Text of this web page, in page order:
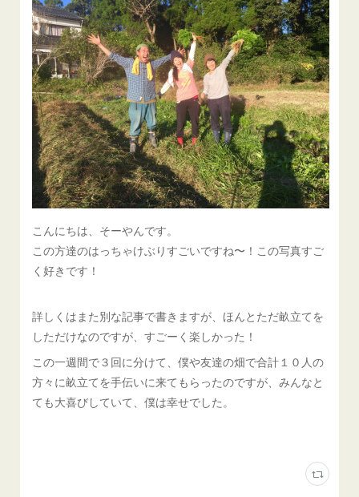
こんにちは、そーやんです。
この方達のはっちゃけぶりすごいですね〜！この写真すご
く好きです！
詳しくはまた別な記事で書きますが、ほんとただ畝立てを
しただけなのですが、すごーく楽しかった！
この一週間で３回に分けて、僕や友達の畑で合計１０人の
方々に畝立てを手伝いに来てもらったのですが、みんなと
ても大喜びしていて、僕は幸せでした。